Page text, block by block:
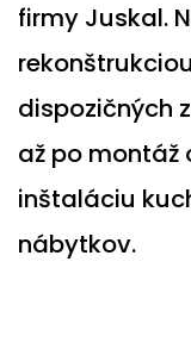
firmy Juskal.
dispozičných
až po
inštaláciu
nábytkov.